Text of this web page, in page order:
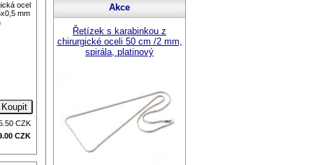
ocel
mm
CZK
CZK
Akce
Řetízek s karabinkou z
chirurgické oceli 50 cm /2 mm,
spirála, platinový